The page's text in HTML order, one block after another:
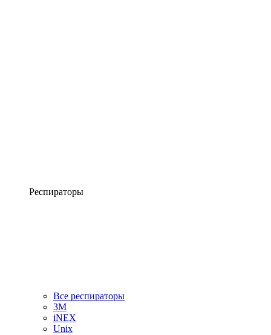
Респираторы
Все респираторы
3М
iNEX
Unix